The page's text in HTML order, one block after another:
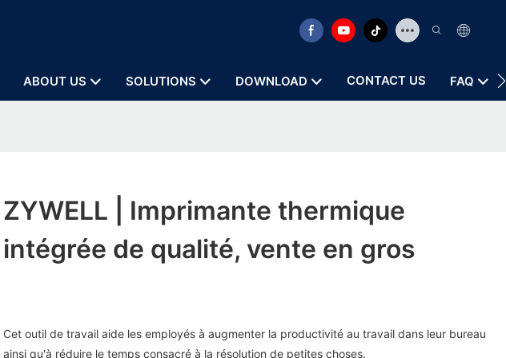
ABOUT US SOLUTIONS DOWNLOAD CONTACT US FAQ
ZYWELL | Imprimante thermique
intégrée de qualité, vente en gros
Cet outil de travail aide les employés à augmenter la productivité au travail dans leur bureau
ainsi qu'à réduire le temps consacré à la résolution de petites choses.